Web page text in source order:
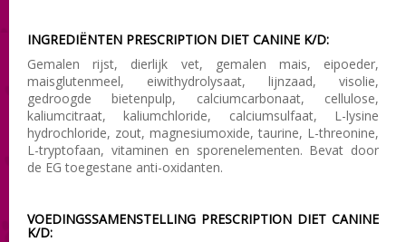
INGREDIËNTEN PRESCRIPTION DIET CANINE K/D:
Gemalen rijst, dierlijk vet, gemalen mais, eipoeder,
maisglutenmeel, eiwithydrolysaat, lijnzaad, visolie,
gedroogde bietenpulp, calciumcarbonaat, cellulose,
kaliumcitraat, kaliumchloride, calciumsulfaat, L-lysine
hydrochloride, zout, magnesiumoxide, taurine, L-threonine,
L-tryptofaan, vitaminen en sporenelementen. Bevat door
de EG toegestane anti-oxidanten.
VOEDINGSSAMENSTELLING PRESCRIPTION DIET CANINE
K/D: